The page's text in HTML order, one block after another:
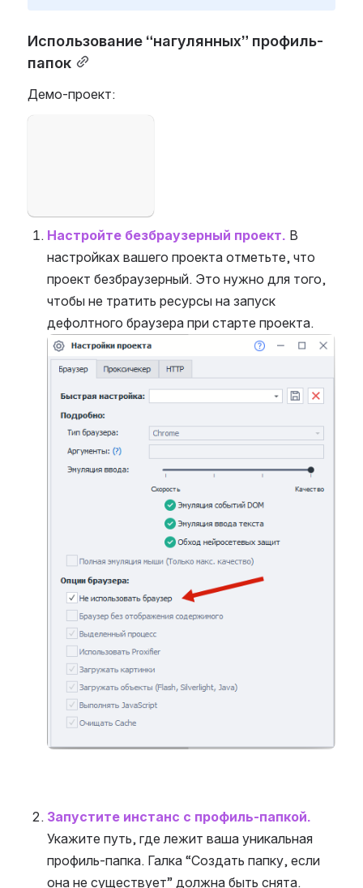
Использование “нагулянных” профиль-
папок
Демо-проект:
Настройте безбраузерный проект. В
настройках вашего проекта отметьте, что
проект безбраузерный. Это нужно для того,
чтобы не тратить ресурсы на запуск
дефолтного браузера при старте проекта.
Open
Запустите инстанс с профиль-папкой.
Укажите путь, где лежит ваша уникальная
профиль-папка. Галка “Создать папку, если
она не существует” должна быть снята.